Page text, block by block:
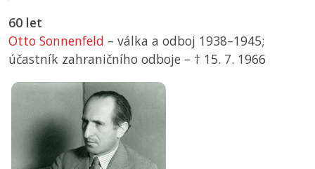
60 let
Otto Sonnenfeld – válka a odboj 1938–1945;
účastník zahraničního odboje – † 15. 7. 1966